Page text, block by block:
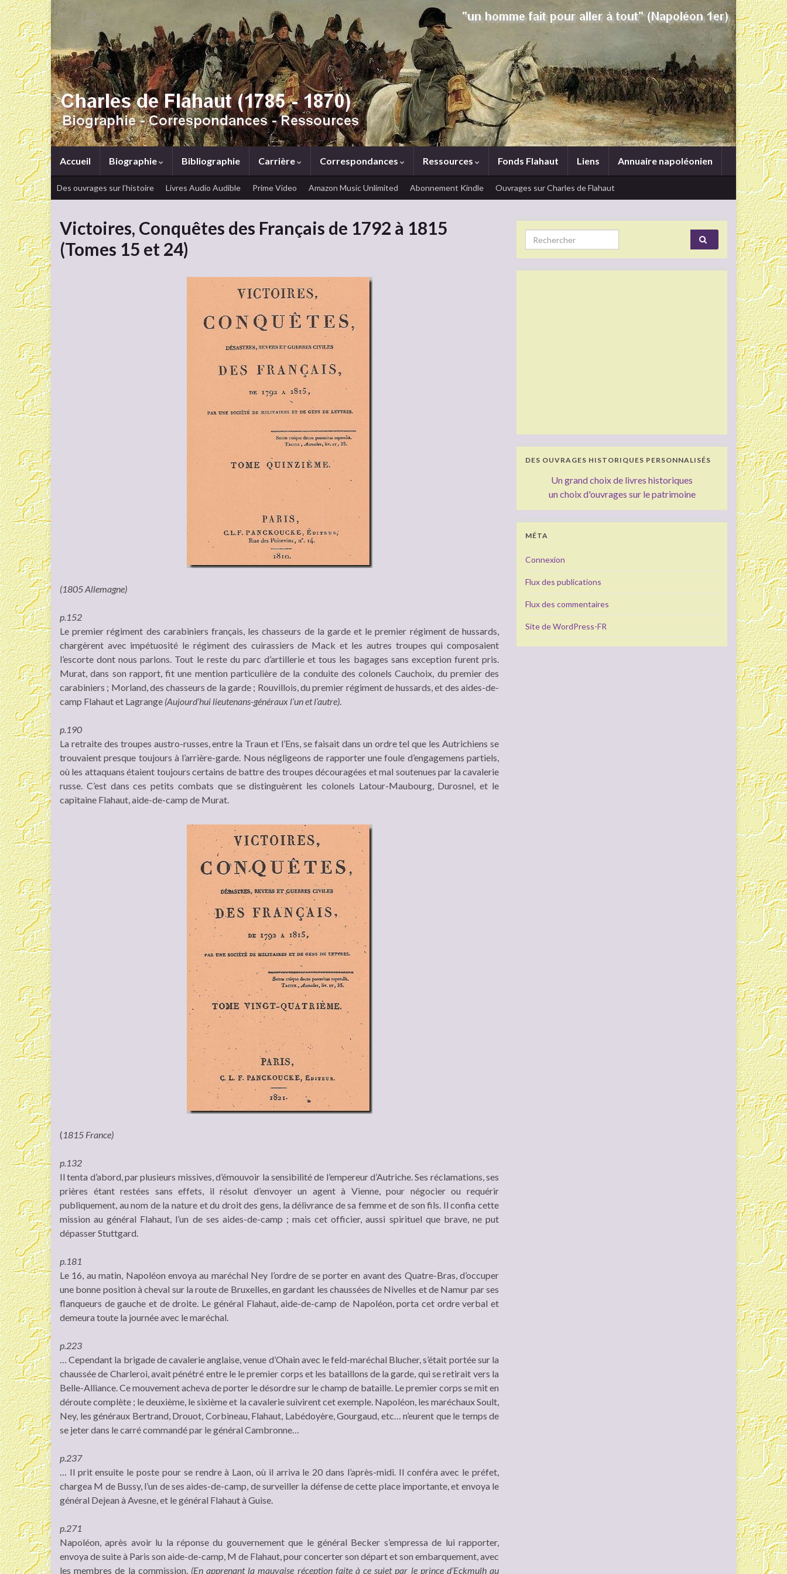
Accueil Biographie Bibliographie Carrière Correspondances Ressources Fonds Flahaut Liens Annuaire napoléonien
Des ouvrages sur l’histoire Livres Audio Audible Prime Video Amazon Music Unlimited Abonnement Kindle Ouvrages sur Charles de Flahaut
Victoires, Conquêtes des Français de 1792 à 1815
(Tomes 15 et 24)
(1805 Allemagne)
p.152
Le premier régiment des carabiniers français, les chasseurs de la garde et le premier régiment de hussards,
chargèrent avec impétuosité le régiment des cuirassiers de Mack et les autres troupes qui composaient
l’escorte dont nous parlons. Tout le reste du parc d’artillerie et tous les bagages sans exception furent pris.
Murat, dans son rapport, fit une mention particulière de la conduite des colonels Cauchoix, du premier des
carabiniers ; Morland, des chasseurs de la garde ; Rouvillois, du premier régiment de hussards, et des aides-de-
camp Flahaut et Lagrange (Aujourd’hui lieutenans-généraux l’un et l’autre).
p.190
La retraite des troupes austro-russes, entre la Traun et l’Ens, se faisait dans un ordre tel que les Autrichiens se
trouvaient presque toujours à l’arrière-garde. Nous négligeons de rapporter une foule d’engagemens partiels,
où les attaquans étaient toujours certains de battre des troupes découragées et mal soutenues par la cavalerie
russe. C’est dans ces petits combats que se distinguèrent les colonels Latour-Maubourg, Durosnel, et le
capitaine Flahaut, aide-de-camp de Murat.
(1815 France)
p.132
Il tenta d’abord, par plusieurs missives, d’émouvoir la sensibilité de l’empereur d’Autriche. Ses réclamations, ses
prières étant restées sans effets, il résolut d’envoyer un agent à Vienne, pour négocier ou requérir
publiquement, au nom de la nature et du droit des gens, la délivrance de sa femme et de son fils. Il confia cette
mission au général Flahaut, l’un de ses aides-de-camp ; mais cet officier, aussi spirituel que brave, ne put
dépasser Stuttgard.
p.181
Le 16, au matin, Napoléon envoya au maréchal Ney l’ordre de se porter en avant des Quatre-Bras, d’occuper
une bonne position à cheval sur la route de Bruxelles, en gardant les chaussées de Nivelles et de Namur par ses
flanqueurs de gauche et de droite. Le général Flahaut, aide-de-camp de Napoléon, porta cet ordre verbal et
demeura toute la journée avec le maréchal.
p.223
… Cependant la brigade de cavalerie anglaise, venue d’Ohain avec le feld-maréchal Blucher, s’était portée sur la
chaussée de Charleroi, avait pénétré entre le le premier corps et les bataillons de la garde, qui se retirait vers la
Belle-Alliance. Ce mouvement acheva de porter le désordre sur le champ de bataille. Le premier corps se mit en
déroute complète ; le deuxième, le sixième et la cavalerie suivirent cet exemple. Napoléon, les maréchaux Soult,
Ney, les généraux Bertrand, Drouot, Corbineau, Flahaut, Labédoyère, Gourgaud, etc… n’eurent que le temps de
se jeter dans le carré commandé par le général Cambronne…
p.237
… Il prit ensuite le poste pour se rendre à Laon, où il arriva le 20 dans l’après-midi. Il conféra avec le préfet,
chargea M de Bussy, l’un de ses aides-de-camp, de surveiller la défense de cette place importante, et envoya le
général Dejean à Avesne, et le général Flahaut à Guise.
p.271
Napoléon, après avoir lu la réponse du gouvernement que le général Becker s’empressa de lui rapporter,
envoya de suite à Paris son aide-de-camp, M de Flahaut, pour concerter son départ et son embarquement, avec
les membres de la commission. (En apprenant la mauvaise réception faite à ce sujet par le prince d’Eckmulh au
Search for:
DES OUVRAGES HISTORIQUES PERSONNALISÉS
Un grand choix de livres historiques
un choix d'ouvrages sur le patrimoine
MÉTA
Connexion
Flux des publications
Flux des commentaires
Site de WordPress-FR